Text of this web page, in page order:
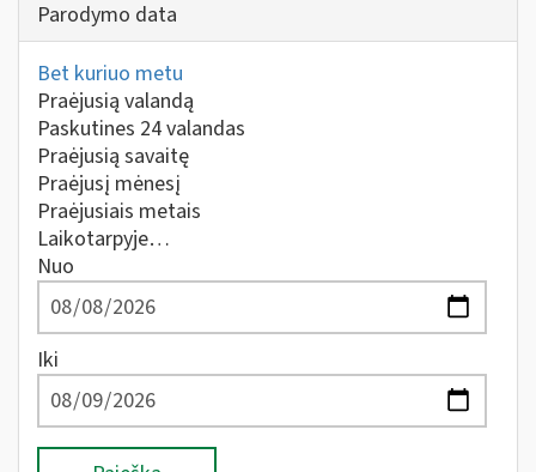
Parodymo data
Bet kuriuo metu
Praėjusią valandą
Paskutines 24 valandas
Praėjusią savaitę
Praėjusį mėnesį
Praėjusiais metais
Laikotarpyje…
Nuo
Iki